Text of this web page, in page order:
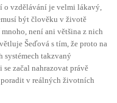
o vzdělávání je velmi lákavý,
být člověku v životě
není ani většina z nich
Šeďová s tím, že proto na
systémech takzvaný
začal nahrazovat právě
v reálných životních